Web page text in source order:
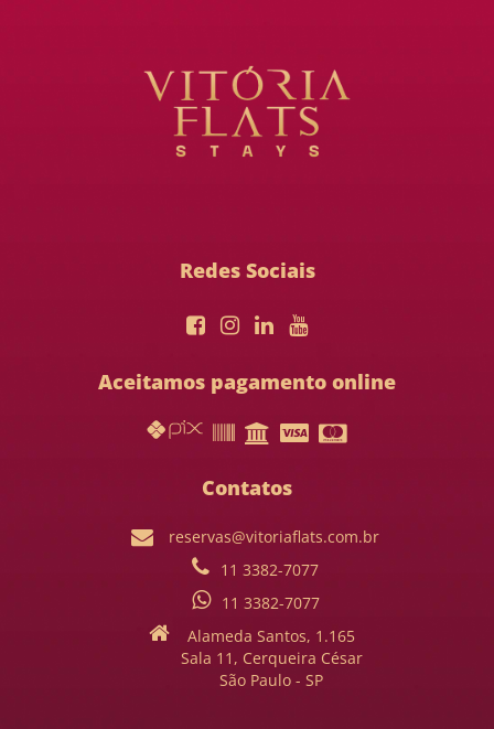
Redes Sociais
Aceitamos pagamento online
Contatos
reservas@vitoriaflats.com.br
11 3382-7077
11 3382-7077
Alameda Santos, 1.165
Sala 11, Cerqueira César
São Paulo - SP